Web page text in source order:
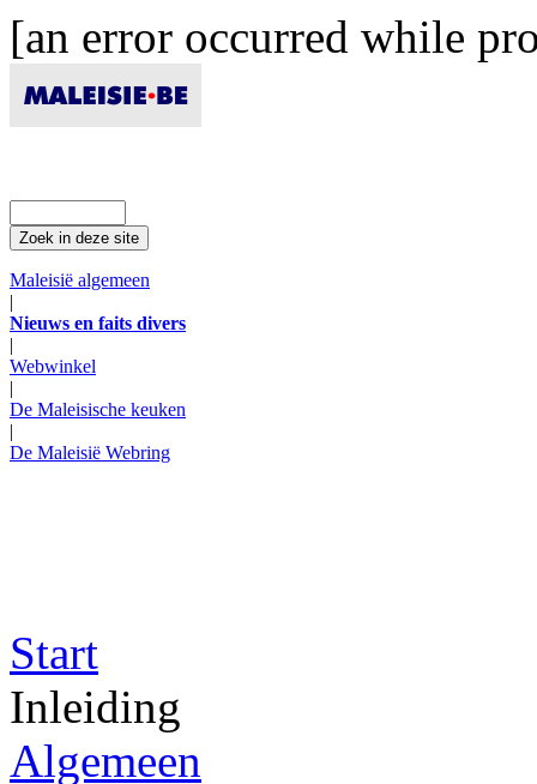
[an error occurred while
Maleisië algemeen
|
Nieuws en faits divers
|
Webwinkel
|
De Maleisische keuken
|
De Maleisië Webring
Start
Inleiding
Algemeen